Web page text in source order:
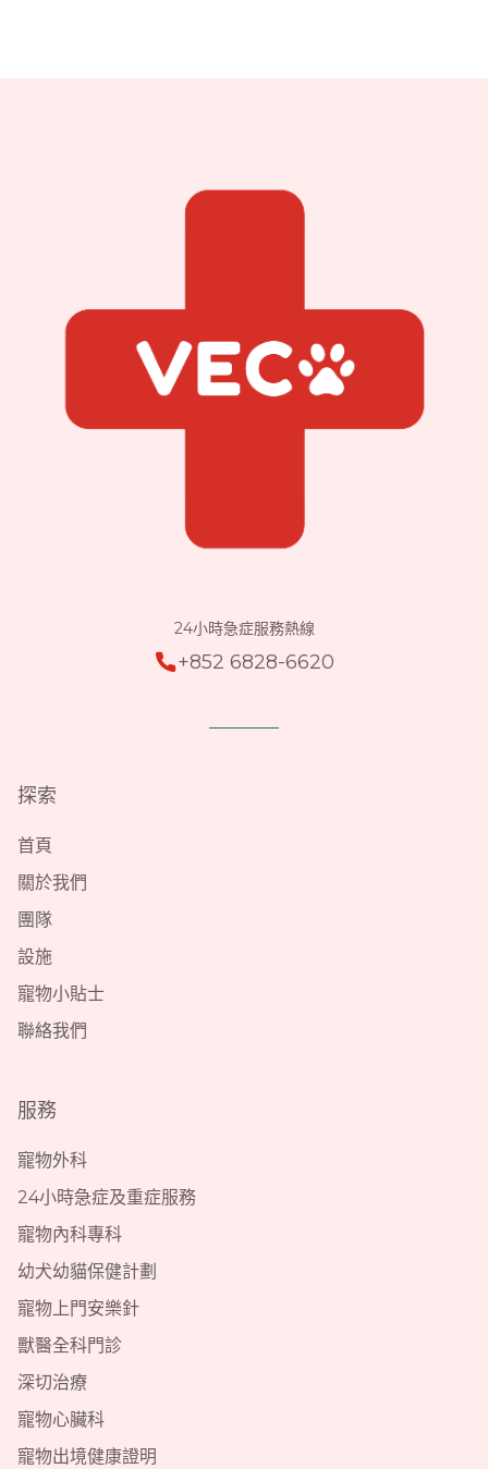
24小時急症服務熱線
+852 6828-6620
探索
首頁
關於我們
團隊
設施
寵物小貼士
聯絡我們
服務
寵物外科
24小時急症及重症服務
寵物內科專科
幼犬幼貓保健計劃
寵物上門安樂針
獸醫全科門診
深切治療
寵物心臟科
寵物出境健康證明